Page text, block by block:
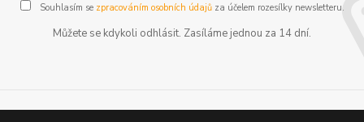
Souhlasím se zpracováním osobních údajůza účelem rozesílky newsletteru.
Můžete se kdykoli odhlásit. Zasíláme jednou za 14 dní.